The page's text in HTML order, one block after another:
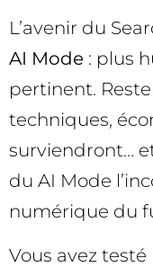
L’avenir du
AI Mode : plus
pertinent.
techniques,
surviendront…
du AI Mode
numérique du
Vous avez testé